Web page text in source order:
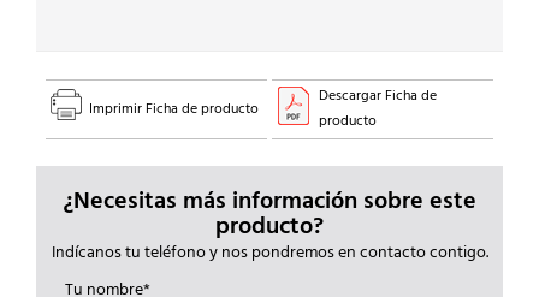
Imprimir Ficha de producto
Descargar Ficha de
producto
¿Necesitas más información sobre este
producto?
Indícanos tu teléfono y nos pondremos en contacto contigo.
Tu nombre*